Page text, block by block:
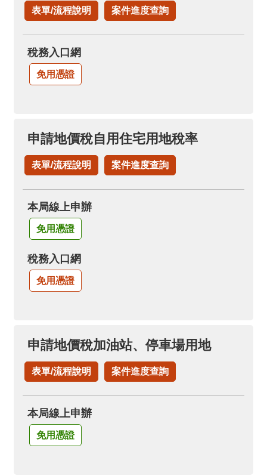
表單/流程說明 案件進度查詢
稅務入口網
免用憑證
申請地價稅自用住宅用地稅率
表單/流程說明 案件進度查詢
本局線上申辦
免用憑證
稅務入口網
免用憑證
申請地價稅加油站、停車場用地
表單/流程說明 案件進度查詢
本局線上申辦
免用憑證